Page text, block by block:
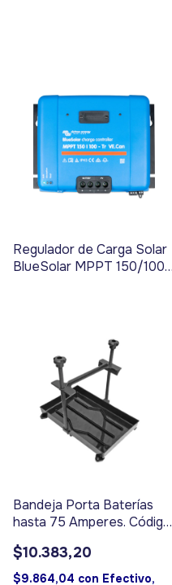
Regulador de Carga Solar
BlueSolar MPPT 150/100
Bandeja Porta Baterías
hasta 75 Amperes. Código
$10.383,20
$9.864,04 con Efectivo,